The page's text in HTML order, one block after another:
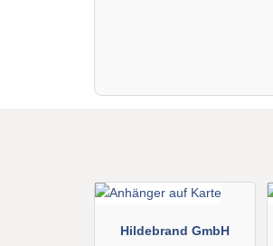
Hildebrand GmbH